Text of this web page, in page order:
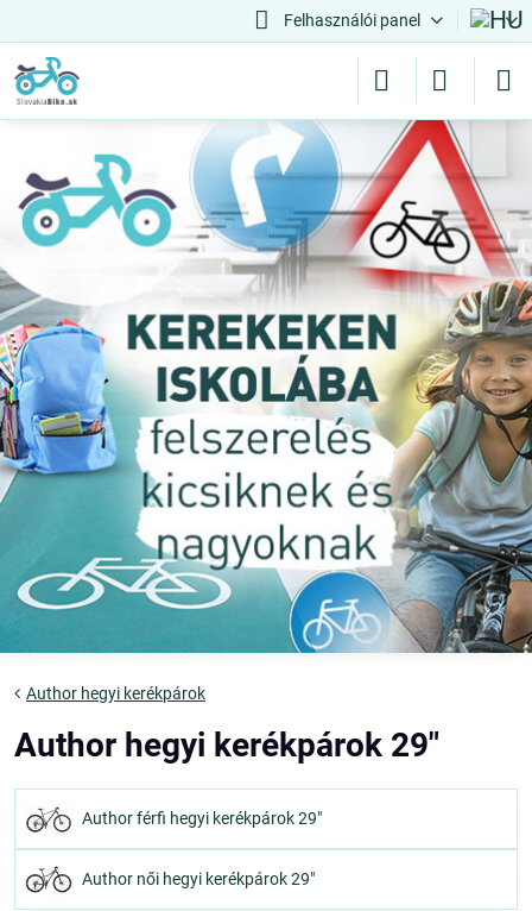
Felhasználói panel
Author hegyi kerékpárok
Author hegyi kerékpárok 29"
Author férfi hegyi kerékpárok 29"
Author női hegyi kerékpárok 29"